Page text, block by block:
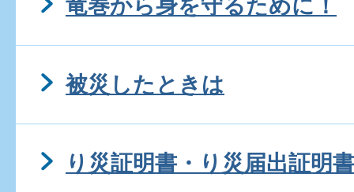
竜巻から身を守るために！
被災したときは
り災証明書・り災届出証明書